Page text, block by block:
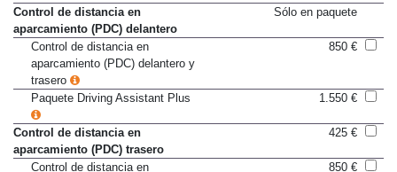
de frenado
Control de distancia en
aparcamiento (PDC) delantero
Control de distancia en
aparcamiento (PDC) delantero y
trasero
Paquete Driving Assistant Plus
Control de distancia en
aparcamiento (PDC) trasero